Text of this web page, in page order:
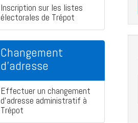
Inscription sur les listes
électorales de Trépot
Changement
d'adresse
Effectuer un changement
d'adresse administratif à
Trépot